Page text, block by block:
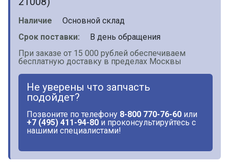
Наличие
Основной склад
Срок поставки:
В день обращения
При заказе от 15 000 рублей обеспечиваем
бесплатную доставку в пределах Москвы
Не уверены что запчасть
подойдет?
Позвоните по телефону 8-800 770-76-60 или
+7 (495) 411-94-80 и проконсультируйтесь с
нашими специалистами!